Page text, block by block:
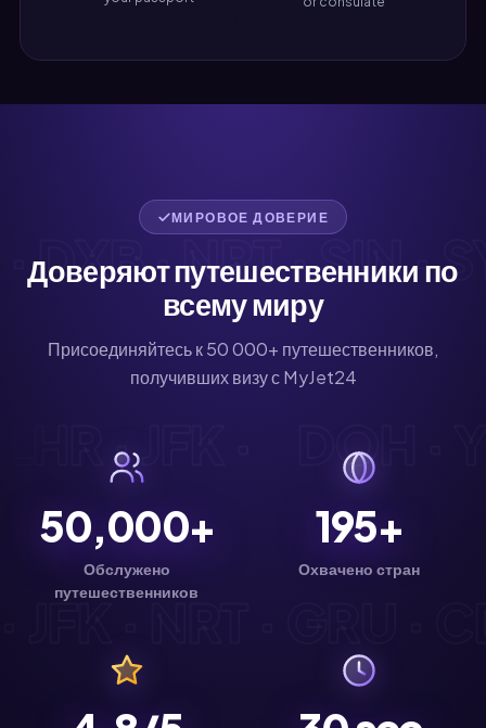
· NRT · SIN ·
· JFK · DOH
· NRT · GRU ·
МИРОВОЕ ДОВЕРИЕ
Доверяют путешественники по
всему миру
Присоединяйтесь к 50 000+ путешественников,
получивших визу с MyJet24
50,000+
Обслужено
путешественников
195+
Охвачено стран